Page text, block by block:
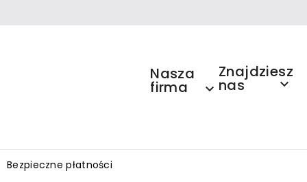
Nasza
firma 
Znajdziesz
nas 
Bezpieczne płatności